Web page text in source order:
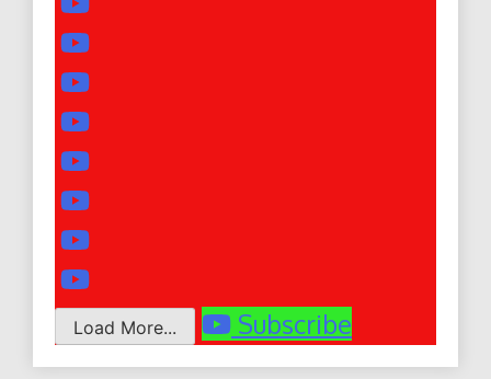
Load More... Subscribe